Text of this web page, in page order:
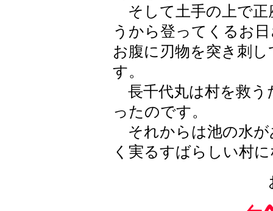
そして土手の上で正
うから登ってくるお
お腹に刃物を突き刺
す。
長千代丸は村を救う
ったのです。
それからは池の水が
く実るすばらしい村